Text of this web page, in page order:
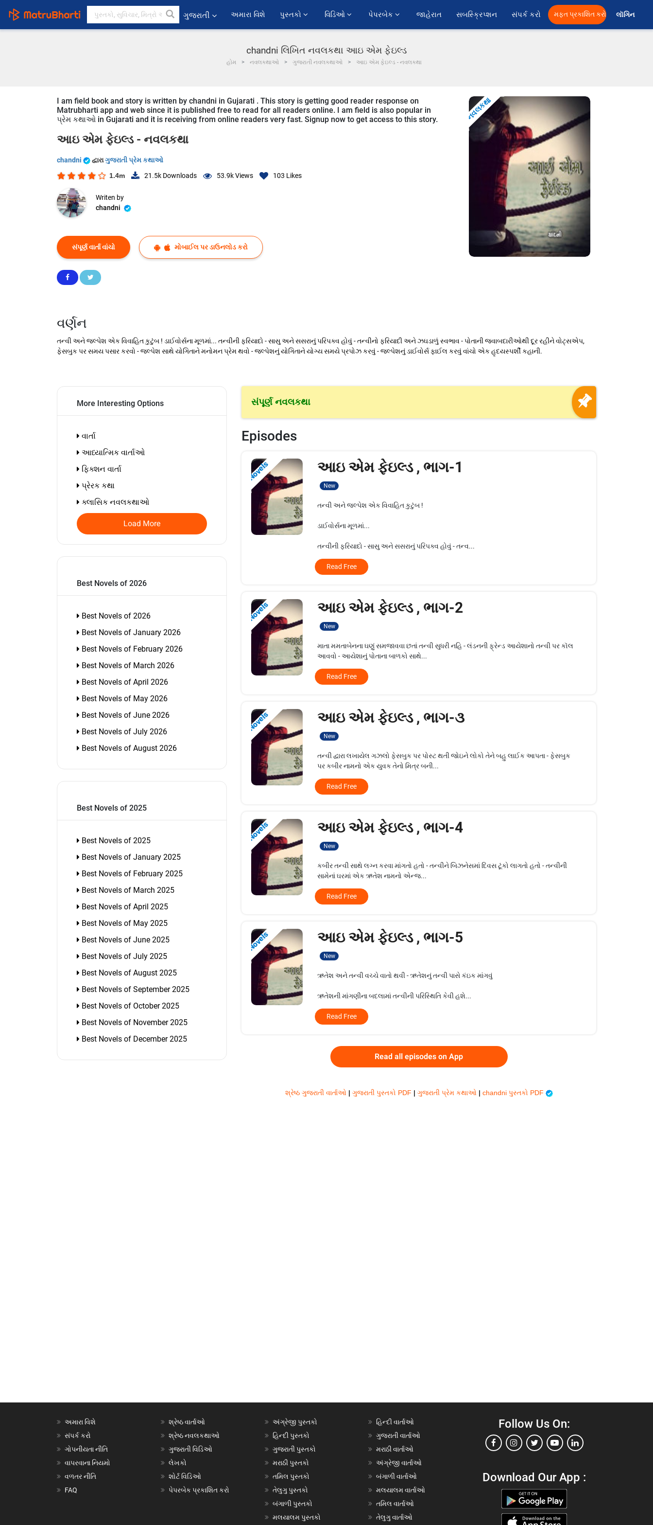
ગુજરાતી અમારા વિશે પુસ્તકો વિડિઓ પેપરબેક જાહેરાત સબસ્ક્રિપ્શન સંપર્ક કરો મફત પ્રકાશિત કરો લૉગિન
chandni લિખિત નવલકથા આઇ એમ ફેઇલ્ડ
હોમ નવલકથાઓ ગુજરાતી નવલકથાઓ આઇ એમ ફેઇલ્ડ - નવલકથા
I am field book and story is written by chandni in Gujarati . This story is getting good reader response on
Matrubharti app and web since it is published free to read for all readers online. I am field is also popular in
પ્રેમ કથાઓ in Gujarati and it is receiving from online readers very fast. Signup now to get access to this story.
આઇ એમ ફેઇલ્ડ - નવલકથા
chandni દ્વારાગુજરાતી પ્રેમ કથાઓ
1.4m 21.5k Downloads 53.9kViews 103 Likes
Writen by
chandni
સંપૂર્ણ વાર્તા વાંચો મોબાઈલ પર ડાઉનલોડ કરો
નવલકથા
વર્ણન
તન્વી અને જલ્પેશ એક વિવાહિત કુટુંબ ! ડાઈવોર્સના મૂળમાં... તન્વીની ફરિયાદો - સાસુ અને સસરાનું પરિપક્વ હોવું - તન્વીનો ફરિયાદી અને ઝઘડાળું સ્વભાવ - પોતાની જવાબદારીઓથી દૂર રહીને વોટ્સએપ,
ફેસબુક પર સમય પસાર કરવો - જલ્પેશ સાથે યોગિતાને મનોમન પ્રેમ થવો - જલ્પેશનું યોગિતાને યોગ્ય સમયે પ્રપોઝ કરવું - જલ્પેશનું ડાઈવોર્સ ફાઈલ કરવું વાંચો એક હૃદયસ્પર્શી કહાની.
More Interesting Options
વાર્તા
આધ્યાત્મિક વાર્તાઓ
ફિક્શન વાર્તા
પ્રેરક કથા
ક્લાસિક નવલકથાઓ
Load More
Best Novels of 2026
Best Novels of 2026
Best Novels of January 2026
Best Novels of February 2026
Best Novels of March 2026
Best Novels of April 2026
Best Novels of May 2026
Best Novels of June 2026
Best Novels of July 2026
Best Novels of August 2026
Best Novels of 2025
Best Novels of 2025
Best Novels of January 2025
Best Novels of February 2025
Best Novels of March 2025
Best Novels of April 2025
Best Novels of May 2025
Best Novels of June 2025
Best Novels of July 2025
Best Novels of August 2025
Best Novels of September 2025
Best Novels of October 2025
Best Novels of November 2025
Best Novels of December 2025
સંપૂર્ણ નવલકથા
Episodes
Novels આઇ એમ ફેઇલ્ડ , ભાગ-1
New
તન્વી અને જલ્પેશ એક વિવાહિત કુટુંબ !
ડાઈવોર્સના મૂળમાં...
તન્વીની ફરિયાદો - સાસુ અને સસરાનું પરિપક્વ હોવું - તન્વ...
Read Free
Novels આઇ એમ ફેઇલ્ડ , ભાગ-2
New
માતા મમતાબેનના ઘણું સમજાવવા છતાં તન્વી સુધરી નહિ - લંડનની ફ્રેન્ડ આયેશાનો તન્વી પર કૉલ
આવવો - આયેશાનું પોતાના બાળકો સાથે...
Read Free
Novels આઇ એમ ફેઇલ્ડ , ભાગ-૩
New
તન્વી દ્વારા લખાયેલ ગઝલો ફેસબુક પર પોસ્ટ થતી જોઇને લોકો તેને બહુ લાઈક આપતા - ફેસબુક
પર કબીર નામનો એક યુવક તેનો મિત્ર બની...
Read Free
Novels આઇ એમ ફેઇલ્ડ , ભાગ-4
New
કબીર તન્વી સાથે લગ્ન કરવા માંગતો હતો - તન્વીને બિઝનેસમાં દિવસ ટૂંકો લાગતો હતો - તન્વીની
સામેનાં ઘરમાં એક ઋતેશ નામનો એન્જ...
Read Free
Novels આઇ એમ ફેઇલ્ડ , ભાગ-5
New
ઋતેશ અને તન્વી વચ્ચે વાતો થવી - ઋતેશનું તન્વી પાસે કંઇક માંગવું
ઋતેશની માંગણીના બદલામાં તન્વીની પરિસ્થિતિ કેવી હશે...
Read Free
Read all episodes on App
શ્રેષ્ઠ ગુજરાતી વાર્તાઓ | ગુજરાતી પુસ્તકો PDF | ગુજરાતી પ્રેમ કથાઓ | chandni પુસ્તકો PDF
અમારા વિશે
સંપર્ક કરો
ગોપનીયતા નીતિ
વાપરવાના નિયમો
વળતર નીતિ
FAQ
શ્રેષ્ઠ વાર્તાઓ
શ્રેષ્ઠ નવલકથાઓ
ગુજરાતી વિડિઓ
લેખકો
શોર્ટ વિડિઓ
પેપરબેક પ્રકાશિત કરો
અંગ્રેજી પુસ્તકો
હિન્દી પુસ્તકો
ગુજરાતી પુસ્તકો
મરાઠી પુસ્તકો
તમિલ પુસ્તકો
તેલુગુ પુસ્તકો
બંગાળી પુસ્તકો
મલયાલમ પુસ્તકો
હિન્દી વાર્તાઓ
ગુજરાતી વાર્તાઓ
મરાઠી વાર્તાઓ
અંગ્રેજી વાર્તાઓ
બંગાળી વાર્તાઓ
મલયાલમ વાર્તાઓ
તમિલ વાર્તાઓ
તેલુગુ વાર્તાઓ
Follow Us On:
Download Our App :